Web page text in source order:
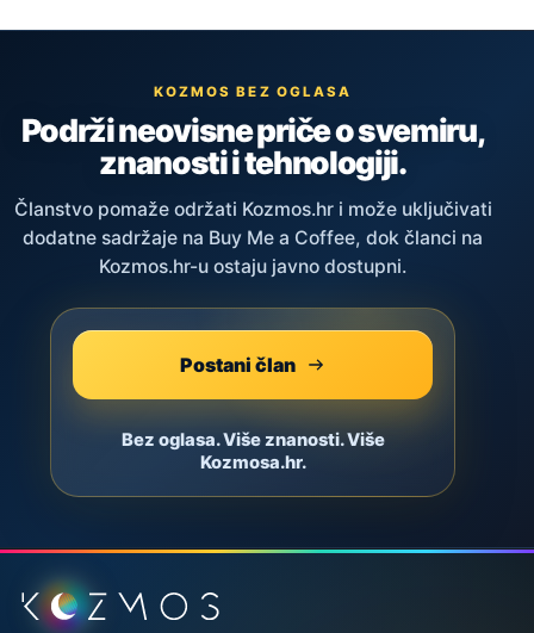
KOZMOS BEZ OGLASA
Podrži neovisne priče o svemiru,
znanosti i tehnologiji.
Članstvo pomaže održati Kozmos.hr i može uključivati
dodatne sadržaje na Buy Me a Coffee, dok članci na
Kozmos.hr-u ostaju javno dostupni.
Postani član
Bez oglasa. Više znanosti. Više
Kozmosa.hr.
Podnožje stranice